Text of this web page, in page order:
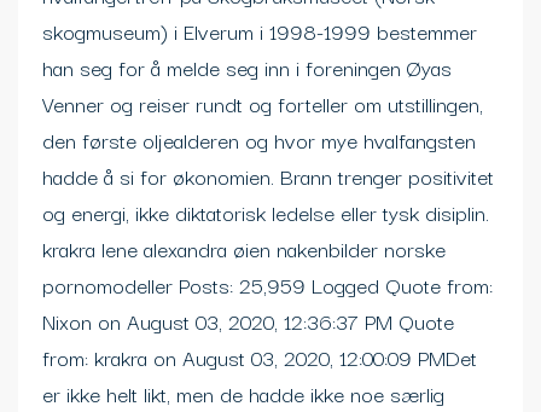
skogmuseum) i Elverum i 1998-1999 bestemmer
han seg for å melde seg inn i foreningen Øyas
Venner og reiser rundt og forteller om utstillingen,
den første oljealderen og hvor mye hvalfangsten
hadde å si for økonomien. Brann trenger positivitet
og energi, ikke diktatorisk ledelse eller tysk disiplin.
krakra lene alexandra øien nakenbilder norske
pornomodeller Posts: 25,959 Logged Quote from:
Nixon on August 03, 2020, 12:36:37 PM Quote
from: krakra on August 03, 2020, 12:00:09 PMDet
er ikke helt likt, men de hadde ikke noe særlig